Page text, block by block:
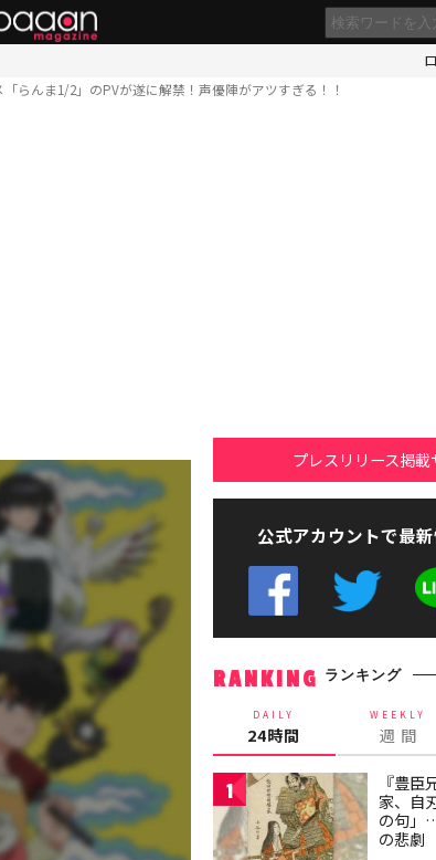
らんま1/2」のPVが遂に解禁！声優陣がアツすぎる！！
プレスリリース掲載
公式アカウントで最新
RANKING ランキング
DAILY
24時間
WEEKLY
週 間
1
『豊
家、自
の句」
の悲劇